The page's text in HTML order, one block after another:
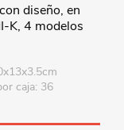
diseño, en
K, 4 modelos
caja: 36